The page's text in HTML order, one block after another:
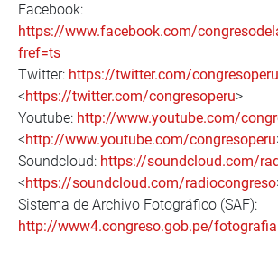
Facebook:
https://www.facebook.com/
fref=ts
Twitter: https://twitter.com/congresoperu
<https://twitter.com/congresoperu>
Youtube: http://www.youtube.com/
<http://www.youtube.com/congresoperu
Soundcloud: https://soundcloud.com/
<https://soundcloud.com/radiocongreso
Sistema de Archivo Fotográfico (SAF):
http://www4.congreso.gob.pe/